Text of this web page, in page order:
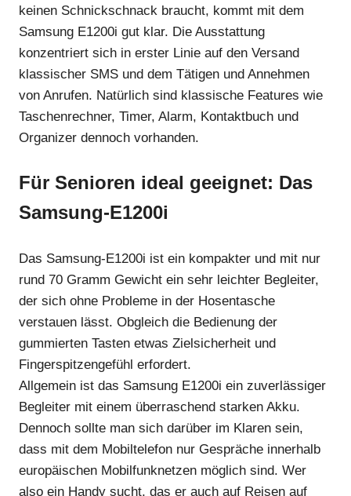
keinen Schnickschnack braucht, kommt mit dem
Samsung E1200i gut klar. Die Ausstattung
konzentriert sich in erster Linie auf den Versand
klassischer SMS und dem Tätigen und Annehmen
von Anrufen. Natürlich sind klassische Features wie
Taschenrechner, Timer, Alarm, Kontaktbuch und
Organizer dennoch vorhanden.
Für Senioren ideal geeignet: Das
Samsung-E1200i
Das Samsung-E1200i ist ein kompakter und mit nur
rund 70 Gramm Gewicht ein sehr leichter Begleiter,
der sich ohne Probleme in der Hosentasche
verstauen lässt. Obgleich die Bedienung der
gummierten Tasten etwas Zielsicherheit und
Fingerspitzengefühl erfordert.
Allgemein ist das Samsung E1200i ein zuverlässiger
Begleiter mit einem überraschend starken Akku.
Dennoch sollte man sich darüber im Klaren sein,
dass mit dem Mobiltelefon nur Gespräche innerhalb
europäischen Mobilfunknetzen möglich sind. Wer
also ein Handy sucht, das er auch auf Reisen auf